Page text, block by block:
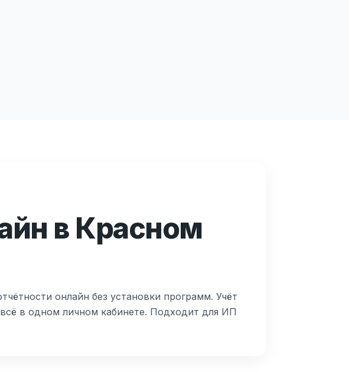
в Красном
онлайн без установки программ. Учёт
в одном личном кабинете. Подходит для ИП